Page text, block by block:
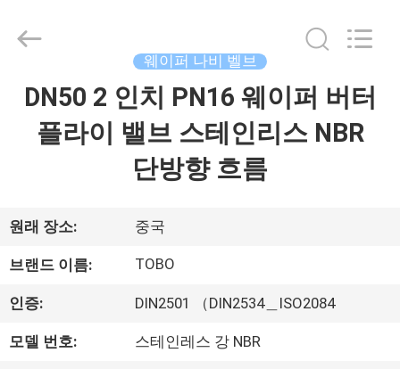
우
리
에
Reserved.
웨이퍼 나비 벨브
DN50 2 인치 PN16 웨이퍼 버터
플라이 밸브 스테인리스 NBR
단방향 흐름
원래 장소: 중국
브랜드 이름: TOBO
인증: DIN2501 （DIN2534＿ISO2084
모델 번호: 스테인레스 강 NBR